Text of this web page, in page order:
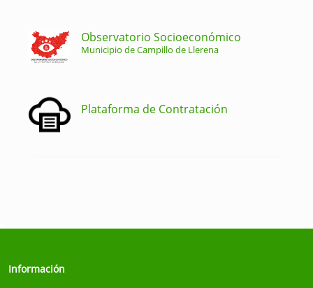
Observatorio Socioeconómico
Municipio de Campillo de Llerena
Plataforma de Contratación
Información